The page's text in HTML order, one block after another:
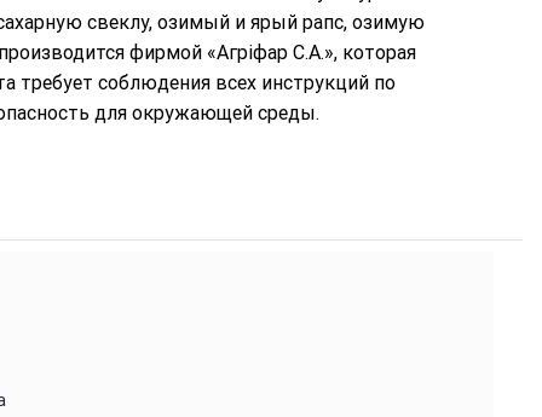
свеклу, озимый и ярый рапс, озимую
фирмой «Агріфар С.А.», которая
требует соблюдения всех инструкций по
для окружающей среды.